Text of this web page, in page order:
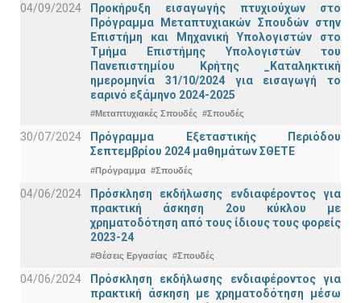
04/09/2024
Προκήρυξη εισαγωγής πτυχιούχων στo
Πρόγραμμα Μεταπτυχιακών Σπουδών στην
Επιστήμη και Μηχανική Υπολογιστών στο
Τμήμα Eπιστήμης Υπολογιστών του
Πανεπιστημίου Κρήτης _Καταληκτική
ημερομηνία 31/10/2024 για εισαγωγή το
εαρινό εξάμηνο 2024-2025
#Μεταπτυχιακές Σπουδές #Σπουδές
30/07/2024
Πρόγραμμα Εξεταστικής Περιόδου
Σεπτεμβρίου 2024 μαθημάτων ΣΘΕΤΕ
#Πρόγραμμα #Σπουδές
04/06/2024
Πρόσκληση εκδήλωσης ενδιαφέροντος για
πρακτική άσκηση 2ου κύκλου με
χρηματοδότηση από τους ίδιους τους φορείς
2023-24
#Θέσεις Εργασίας #Σπουδές
04/06/2024
Πρόσκληση εκδήλωσης ενδιαφέροντος για
πρακτική άσκηση με χρηματοδότηση μέσω